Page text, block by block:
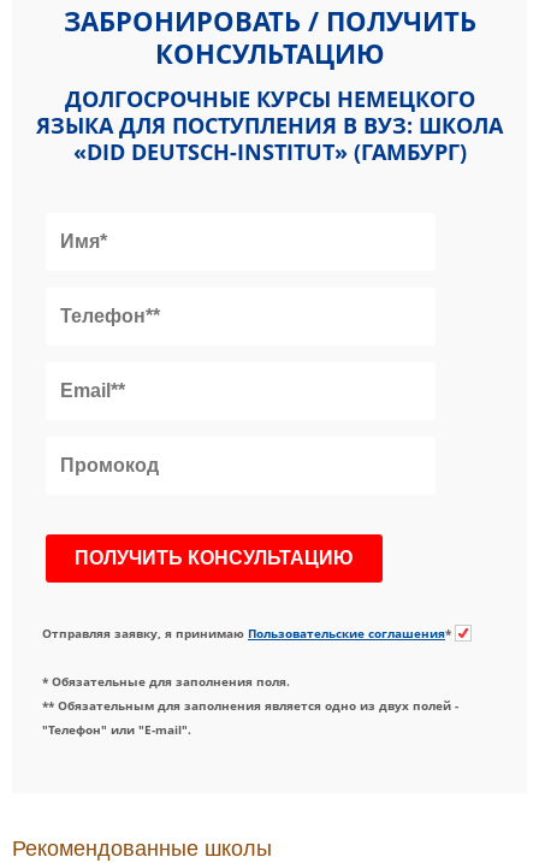
ЗАБРОНИРОВАТЬ / ПОЛУЧИТЬ
КОНСУЛЬТАЦИЮ
ДОЛГОСРОЧНЫЕ КУРСЫ НЕМЕЦКОГО
ЯЗЫКА ДЛЯ ПОСТУПЛЕНИЯ В ВУЗ: ШКОЛА
«DID DEUTSCH-INSTITUT» (ГАМБУРГ)
Отправляя заявку, я принимаю Пользовательские соглашения*
* Обязательные для заполнения поля.
** Обязательным для заполнения является одно из двух полей -
"Телефон" или "E-mail".
Рекомендованные школы